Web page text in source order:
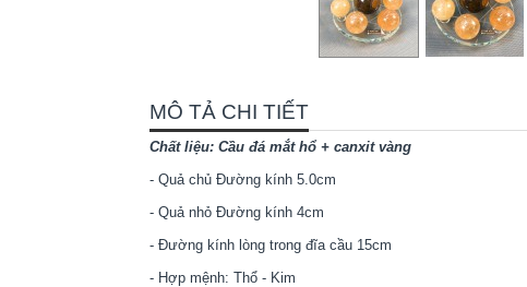
MÔ TẢ CHI TIẾT
Chất liệu: Cầu đá mắt hổ + canxit vàng
- Quả chủ Đường kính 5.0cm
- Quả nhỏ Đường kính 4cm
- Đường kính lòng trong đĩa cầu 15cm
- Hợp mệnh: Thổ - Kim